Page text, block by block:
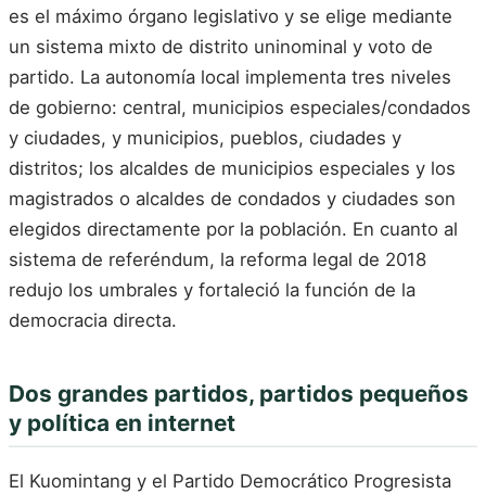
es el máximo órgano legislativo y se elige mediante
un sistema mixto de distrito uninominal y voto de
partido. La autonomía local implementa tres niveles
de gobierno: central, municipios especiales/condados
y ciudades, y municipios, pueblos, ciudades y
distritos; los alcaldes de municipios especiales y los
magistrados o alcaldes de condados y ciudades son
elegidos directamente por la población. En cuanto al
sistema de referéndum, la reforma legal de 2018
redujo los umbrales y fortaleció la función de la
democracia directa.
Dos grandes partidos, partidos pequeños
y política en internet
El Kuomintang y el Partido Democrático Progresista